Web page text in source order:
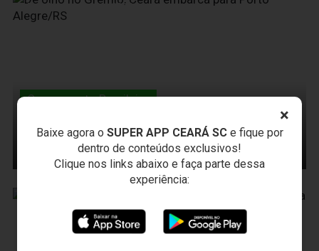
×
Baixe agora o SUPER APP CEARÁ SCe fique por
dentro de conteúdos exclusivos!
Clique nos links abaixo e faça parte dessa
experiência:
17 de Novembro de 2011
Campeonato Brasileiro
Os jogadores alvinegros estão 100% focados no jogo diante da equipe